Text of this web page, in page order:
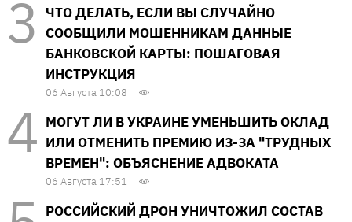
ЧТО ДЕЛАТЬ, ЕСЛИ ВЫ СЛУЧАЙНО
СООБЩИЛИ МОШЕННИКАМ ДАННЫЕ
БАНКОВСКОЙ КАРТЫ: ПОШАГОВАЯ
ИНСТРУКЦИЯ
06 Августа 10:08
МОГУТ ЛИ В УКРАИНЕ УМЕНЬШИТЬ ОКЛАД
ИЛИ ОТМЕНИТЬ ПРЕМИЮ ИЗ-ЗА "ТРУДНЫХ
ВРЕМЕН": ОБЪЯСНЕНИЕ АДВОКАТА
06 Августа 17:51
РОССИЙСКИЙ ДРОН УНИЧТОЖИЛ СОСТАВ